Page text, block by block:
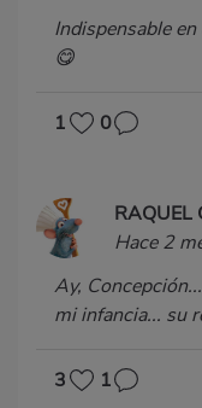
Indispensable
😋
1 0
RAQUEL
Hace 2
Ay,
mi infancia... su
3 1